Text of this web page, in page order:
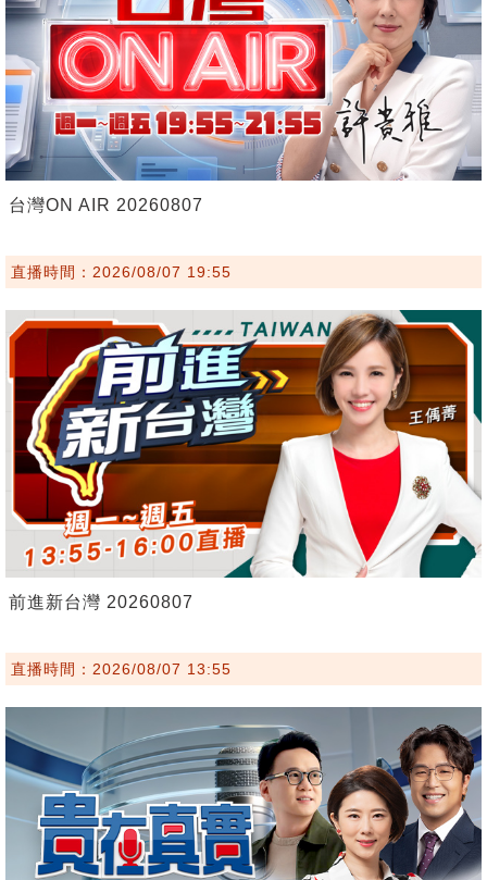
台灣ON AIR 20260807
直播時間：2026/08/07 19:55
前進新台灣 20260807
直播時間：2026/08/07 13:55